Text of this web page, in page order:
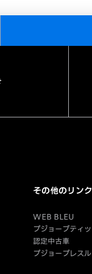
その他のリンク
WEB BLEU
プジョーブティ
認定中古車
プジョープレス